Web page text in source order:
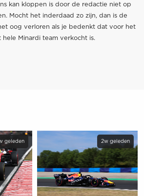
kan kloppen is door de redactie niet op
Mocht het inderdaad zo zijn, dan is de
oog verloren als je bedenkt dat voor het
Minardi team verkocht is.
geleden 2w geleden